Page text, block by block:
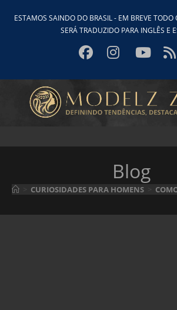
paraESTAMOS SAINDO DO BRASIL - EM BREVE
SERÁ TRADUZIDO PARA INGLÊS E
Blog
CURIOSIDADES PARA HOMENS